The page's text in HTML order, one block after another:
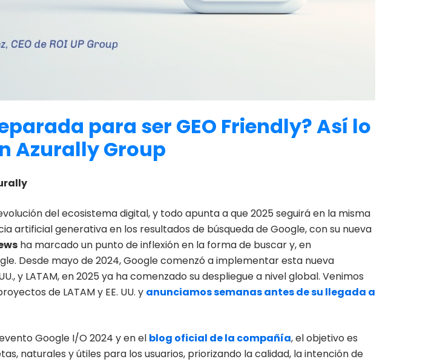
para ser GEO Friendly? Así lo
AzurallyGroup
del ecosistema digital, y todo apunta a que 2025 seguirá en la misma
artificial generativa en los resultados de búsqueda de Google, con su nueva
ha marcado un punto de inflexión en la forma de buscar y, en
Desde mayo de 2024, Google comenzó a implementar esta nueva
y LATAM, en 2025 ya ha comenzado su despliegue a nivel global. Venimos
de LATAM y EE. UU. y anunciamos semanas antes de su llegada a
Google I/O 2024 y en el blog oficial de la compañía, el objetivo es
naturales y útiles para los usuarios, priorizando la calidad, la intención de